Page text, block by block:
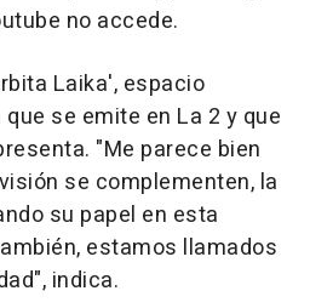
no accede.
Laika', espacio
se emite en La 2 y que
"Me parece bien
se complementen, la
su papel en esta
estamos llamados
indica.